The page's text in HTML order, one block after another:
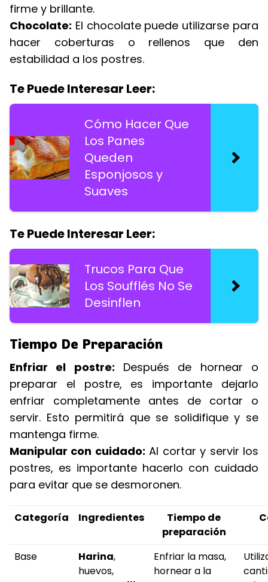
firme y brillante.
Chocolate: El chocolate puede utilizarse para
hacer coberturas o rellenos que den
estabilidad a los postres.
Te Puede Interesar Leer:
Cómo Hacer Que
Los Panes
Queden
Esponjosos y
Suaves
Te Puede Interesar Leer:
Trucos Para Que
Los Soufflés No Se
Desinflen
Tiempo De Preparación
Enfriar el postre: Después de hornear o
preparar el postre, es importante dejarlo
enfriar completamente antes de cortar o
servir. Esto permitirá que se solidifique y se
mantenga firme.
Manipular con cuidado: Al cortar y servir los
postres, es importante hacerlo con cuidado
para evitar que se desmoronen.
Categoría Ingredientes
Tiempo de
preparación
Base Harina,
huevos,
Enfriar la masa,
hornear a la